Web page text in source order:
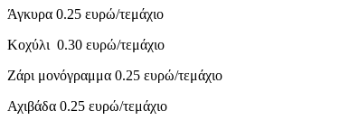
Άγκυρα 0.25 ευρώ/τεμάχιο
Κοχύλι 0.30 ευρώ/τεμάχιο
Ζάρι μονόγραμμα 0.25 ευρώ/τεμάχιο
Αχιβάδα 0.25 ευρώ/τεμάχιο